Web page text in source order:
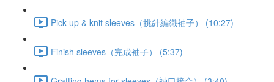
Pick up & knit sleeves（挑針編織袖子） (10:27)
Finish sleeves（完成袖子） (5:37)